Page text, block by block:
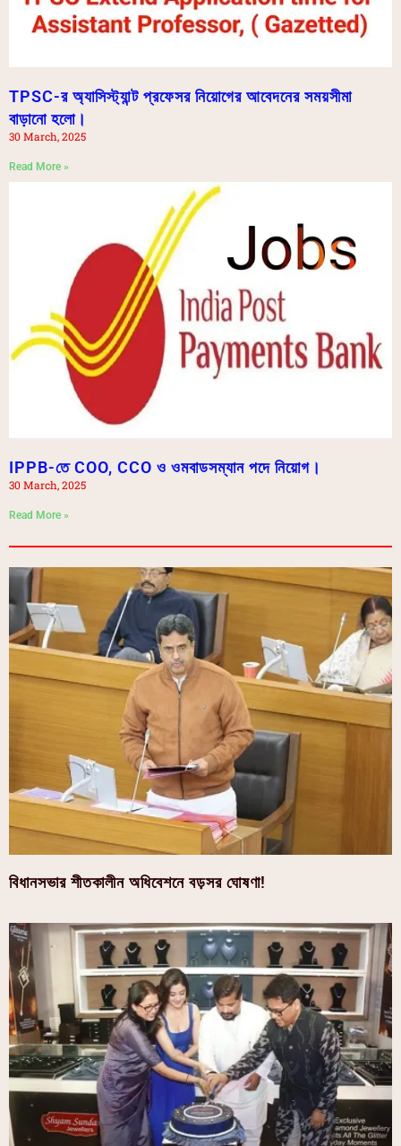
TPSC-র অ্যাসিস্ট্যান্ট প্রফেসর নিয়োগের আবেদনের সময়সীমা
বাড়ানো হলো।
30 March, 2025
Read More »
IPPB-তে COO, CCO ও ওমবাডসম্যান পদে নিয়োগ।
30 March, 2025
Read More »
বিধানসভার শীতকালীন অধিবেশনে বড়সর ঘোষণা!